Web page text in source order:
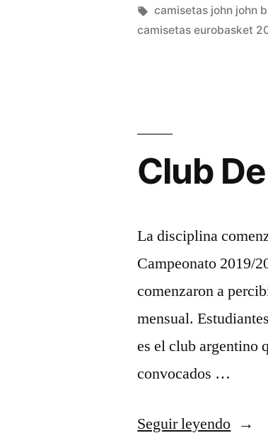
Lugar
por
Etiquetas:
camisetas john john
camisetas eurobasket
Club
La disciplina
Campeonato 2019/
comenzaron a
mensual.
es el club argentino
convocados …
Seguir leyendo«Club